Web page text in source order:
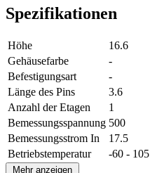
Spezifikationen
Höhe
16.6
Gehäusefarbe
-
Befestigungsart
-
Länge des Pins
3.6
Anzahl der Etagen
1
Bemessungsspannung 500
Bemessungsstrom In
17.5
Betriebstemperatur
-60 - 105
Mehr anzeigen